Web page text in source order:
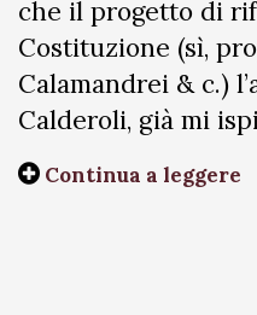
che il progetto di
Costituzione (sì,
Calamandrei & c.)
Calderoli, già mi
Continua a leggere